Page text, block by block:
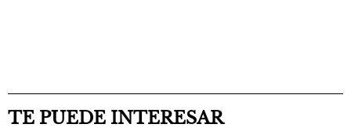
TE PUEDE INTERESAR